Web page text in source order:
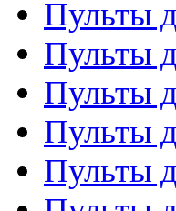
Пульты
Пульты
Пульты
Пульты
Пульты